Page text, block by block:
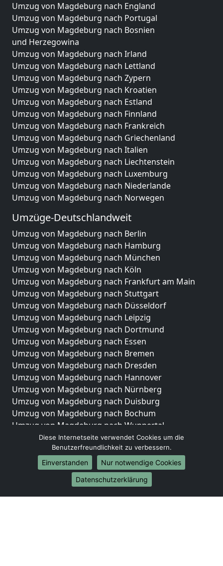
Umzug von Magdeburg nach England
Umzug von Magdeburg nach Portugal
Umzug von Magdeburg nach Bosnien
und Herzegowina
Umzug von Magdeburg nach Irland
Umzug von Magdeburg nach Lettland
Umzug von Magdeburg nach Zypern
Umzug von Magdeburg nach Kroatien
Umzug von Magdeburg nach Estland
Umzug von Magdeburg nach Finnland
Umzug von Magdeburg nach Frankreich
Umzug von Magdeburg nach Griechenland
Umzug von Magdeburg nach Italien
Umzug von Magdeburg nach Liechtenstein
Umzug von Magdeburg nach Luxemburg
Umzug von Magdeburg nach Niederlande
Umzug von Magdeburg nach Norwegen
Umzüge-Deutschlandweit
Umzug von Magdeburg nach Berlin
Umzug von Magdeburg nach Hamburg
Umzug von Magdeburg nach München
Umzug von Magdeburg nach Köln
Umzug von Magdeburg nach Frankfurt am Main
Umzug von Magdeburg nach Stuttgart
Umzug von Magdeburg nach Düsseldorf
Umzug von Magdeburg nach Leipzig
Umzug von Magdeburg nach Dortmund
Umzug von Magdeburg nach Essen
Umzug von Magdeburg nach Bremen
Umzug von Magdeburg nach Dresden
Umzug von Magdeburg nach Hannover
Umzug von Magdeburg nach Nürnberg
Umzug von Magdeburg nach Duisburg
Umzug von Magdeburg nach Bochum
Umzug von Magdeburg nach Wuppertal
Umzug von Magdeburg nach Bielefeld
Umzug von Magdeburg nach Bonn
Umzug von Magdeburg nach Münster
Internationale-Umzüge
Umzug von Magdeburg nach Brasilien
Diese Internetseite verwendet Cookies um die
Benutzerfreundlichkeit zu verbessern.
Einverstanden
Nur notwendige Cookies
Datenschutzerklärung